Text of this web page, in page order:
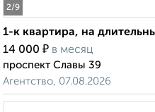
2/9
1-к квартира, на
14 000 ₽ в месяц
проспект Славы 39
Агентство, 07.08.2026